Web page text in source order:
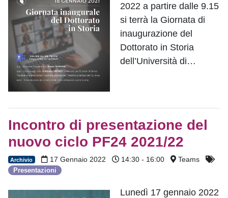
2022 a partire dalle 9.15
si terrà la Giornata di
inaugurazione del
Dottorato in Storia
dell’Università di…
Incontro di presentazione del
nuovo ciclo PF24 2021/22
Archivio 17 Gennaio 2022 14:30 - 16:00 Teams
Presentazioni
Lunedì 17 gennaio 2022